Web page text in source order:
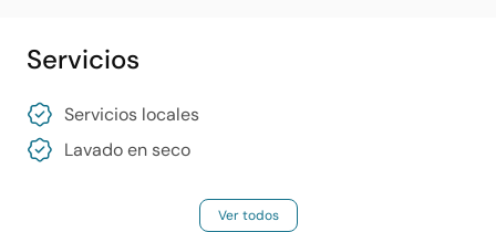
Servicios
Servicios locales
Lavado en seco
Ver todos